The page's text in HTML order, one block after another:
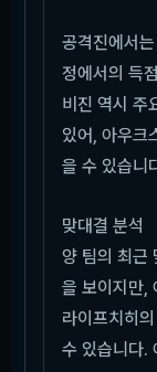
공격진에서
정에서의 득
비진 역시 주
있어, 아우크
을 수 있습니
맞대결 분석
양 팀의 최근
을 보이지만,
라이프치히
수 있습니다.